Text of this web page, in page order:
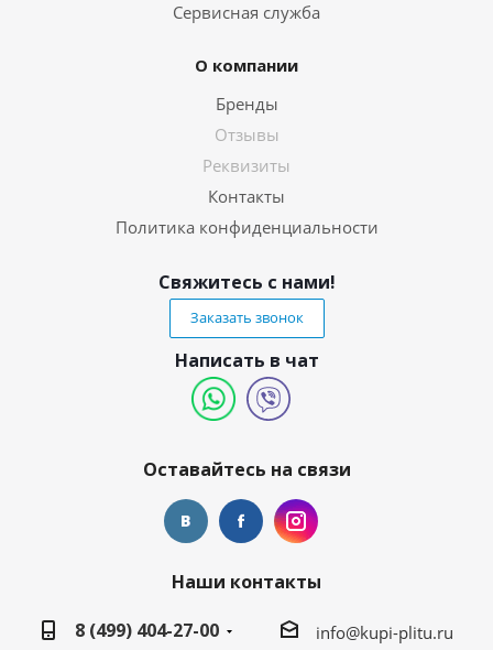
Сервисная служба
О компании
Бренды
Отзывы
Реквизиты
Контакты
Политика конфиденциальности
Свяжитесь с нами!
Заказать звонок
Написать в чат
Оставайтесь на связи
Наши контакты
8 (499) 404-27-00
info@kupi-plitu.ru